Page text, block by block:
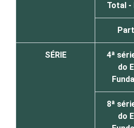
Total -
SÉRIE
4ª
do
8ª
do